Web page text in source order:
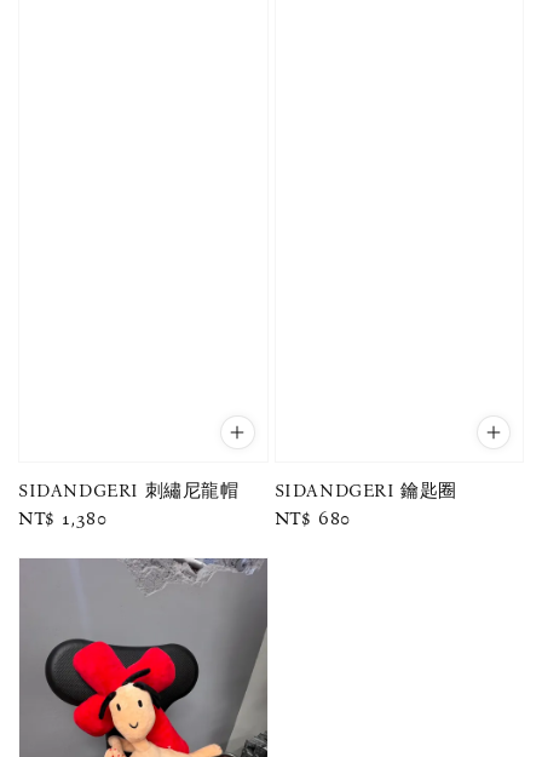
SIDANDGERI 刺繡尼龍帽
Regular
NT$ 1,380
SIDANDGERI 鑰匙圈
Regular
NT$ 680